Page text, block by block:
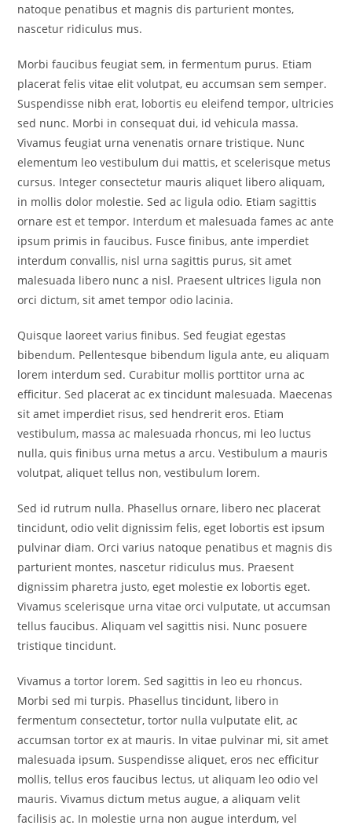
natoque penatibus et magnis dis parturient montes,
nascetur ridiculus mus.
Morbi faucibus feugiat sem, in fermentum purus. Etiam
placerat felis vitae elit volutpat, eu accumsan sem semper.
Suspendisse nibh erat, lobortis eu eleifend tempor, ultricies
sed nunc. Morbi in consequat dui, id vehicula massa.
Vivamus feugiat urna venenatis ornare tristique. Nunc
elementum leo vestibulum dui mattis, et scelerisque metus
cursus. Integer consectetur mauris aliquet libero aliquam,
in mollis dolor molestie. Sed ac ligula odio. Etiam sagittis
ornare est et tempor. Interdum et malesuada fames ac ante
ipsum primis in faucibus. Fusce finibus, ante imperdiet
interdum convallis, nisl urna sagittis purus, sit amet
malesuada libero nunc a nisl. Praesent ultrices ligula non
orci dictum, sit amet tempor odio lacinia.
Quisque laoreet varius finibus. Sed feugiat egestas
bibendum. Pellentesque bibendum ligula ante, eu aliquam
lorem interdum sed. Curabitur mollis porttitor urna ac
efficitur. Sed placerat ac ex tincidunt malesuada. Maecenas
sit amet imperdiet risus, sed hendrerit eros. Etiam
vestibulum, massa ac malesuada rhoncus, mi leo luctus
nulla, quis finibus urna metus a arcu. Vestibulum a mauris
volutpat, aliquet tellus non, vestibulum lorem.
Sed id rutrum nulla. Phasellus ornare, libero nec placerat
tincidunt, odio velit dignissim felis, eget lobortis est ipsum
pulvinar diam. Orci varius natoque penatibus et magnis dis
parturient montes, nascetur ridiculus mus. Praesent
dignissim pharetra justo, eget molestie ex lobortis eget.
Vivamus scelerisque urna vitae orci vulputate, ut accumsan
tellus faucibus. Aliquam vel sagittis nisi. Nunc posuere
tristique tincidunt.
Vivamus a tortor lorem. Sed sagittis in leo eu rhoncus.
Morbi sed mi turpis. Phasellus tincidunt, libero in
fermentum consectetur, tortor nulla vulputate elit, ac
accumsan tortor ex at mauris. In vitae pulvinar mi, sit amet
malesuada ipsum. Suspendisse aliquet, eros nec efficitur
mollis, tellus eros faucibus lectus, ut aliquam leo odio vel
mauris. Vivamus dictum metus augue, a aliquam velit
facilisis ac. In molestie urna non augue interdum, vel